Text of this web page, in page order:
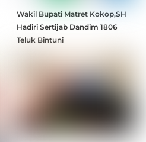
Wakil Bupati Matret Kokop,SH
Hadiri Sertijab Dandim 1806
Teluk Bintuni